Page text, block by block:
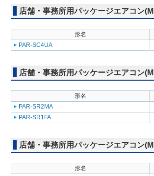
店舗・事務所用パッケージエアコン
形名
PAR-SC4UA
店舗・事務所用パッケージエアコン
形名
PAR-SR2MA
PAR-SR1FA
店舗・事務所用パッケージエアコン
形名